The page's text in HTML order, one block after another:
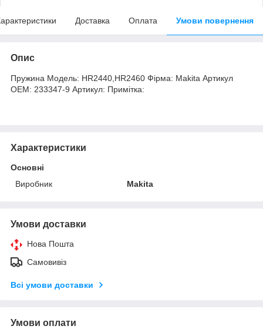
Доставка Оплата Умови повернення
Опис
Пружина Модель: HR2440,HR2460 Фірма: Makita Артикул
OEM: 233347-9 Артикул: Примітка:
Характеристики
Основні
Виробник
Makita
Умови доставки
Нова Пошта
Самовивіз
Всі умови доставки
Умови оплати